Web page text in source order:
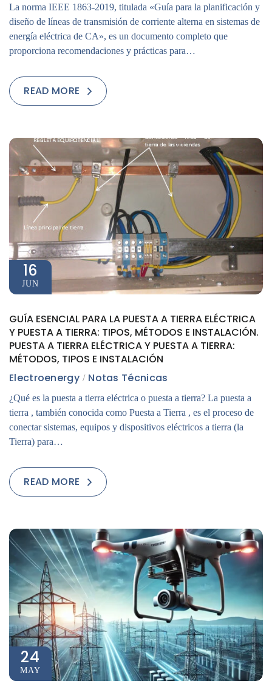
La norma IEEE 1863-2019, titulada «Guía para la planificación y
diseño de líneas de transmisión de corriente alterna en sistemas de
energía eléctrica de CA», es un documento completo que
proporciona recomendaciones y prácticas para…
READ MORE
16
JUN
GUÍA ESENCIAL PARA LA PUESTA A TIERRA ELÉCTRICA
Y PUESTA A TIERRA: TIPOS, MÉTODOS E INSTALACIÓN.
PUESTA A TIERRA ELÉCTRICA Y PUESTA A TIERRA:
MÉTODOS, TIPOS E INSTALACIÓN
Electroenergy
Notas Técnicas
¿Qué es la puesta a tierra eléctrica o puesta a tierra? La puesta a
tierra , también conocida como Puesta a Tierra , es el proceso de
conectar sistemas, equipos y dispositivos eléctricos a tierra (la
Tierra) para…
READ MORE
24
MAY